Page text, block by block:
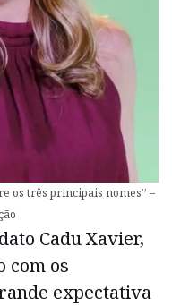
os três principais nomes” –
Cadu Xavier,
com os
expectativa